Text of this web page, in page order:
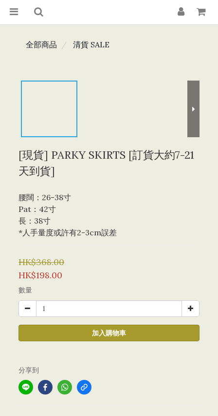
全部商品 清貨 SALE
[現貨] PARKY SKIRTS [訂貨大約7-21
天到貨]
腰闊：26-38寸
Pat：42寸
長：38寸
*人手量度或許有2-3cm誤差
HK$368.00
HK$198.00
數量
加入購物車
分享到